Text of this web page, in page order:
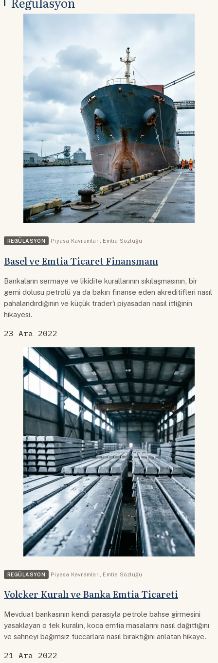
REGÜLASYON Piyasa Kavramları, Emtia Sözlüğü
Basel ve Emtia Ticaret Finansmanı
Bankaların sermaye ve likidite kurallarının sıkılaşmasının, bir
gemi dolusu petrolü ya da bakırı finanse eden akreditifleri nasıl
pahalandırdığının ve küçük trader'ı piyasadan nasıl ittiğinin
hikayesi.
23 Ara 2022
REGÜLASYON Piyasa Kavramları Emtia Sözlüğü
Volcker Kuralı ve Banka Emtia Ticareti
Mevduat bankasının kendi parasıyla petrole bahse girmesini
yasaklayan o tek kuralın, koca emtia masalarını nasıl dağıttığını
ve sahneyi bağımsız tüccarlara nasıl bıraktığını anlatan hikaye.
21 Ara 2022